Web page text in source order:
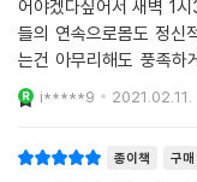
도 긍정적인 방향으로 바
운 모든 일에 대해 생각해
리를 물고 이어질 것이다.
두 번째 도구인 ‘그림 그리
어야겠다싶어서 새벽 1시30분인지금 리뷰를 적습니다.얼마전에 힘든 일
들의 연속으로몸도 정신적
는건 아무리해도 풍족하게얻을수있다는것이 아니라고 배웠고 갖고싶은
것, 하고싶은것은 쉽게 포기하는법부터 배웠습니다.그래서 그런지 결혼하
고나서도 늘 저는돈에
i*****9 2021.02.11.
종이책 구매